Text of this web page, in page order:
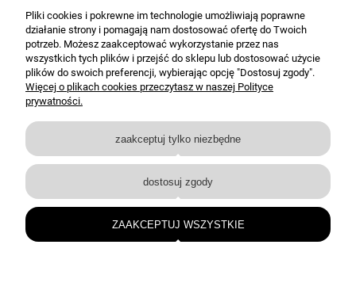
Dostawa i dostawa
Moje konto
Gwarancja i zwroty
O firmie
BEJMET — elementy nierdzewne i techniczne dla przemysłu oraz instalacji.
Pliki cookies i pokrewne im technologie umożliwiają poprawne
działanie strony i pomagają nam dostosować ofertę do Twoich
potrzeb. Możesz zaakceptować wykorzystanie przez nas
wszystkich tych plików i przejść do sklepu lub dostosować użycie
plików do swoich preferencji, wybierając opcję "Dostosuj zgody".
Więcej o plikach cookies przeczytasz w naszej Polityce
prywatności.
zaakceptuj tylko niezbędne
dostosuj zgody
ZAAKCEPTUJ WSZYSTKIE